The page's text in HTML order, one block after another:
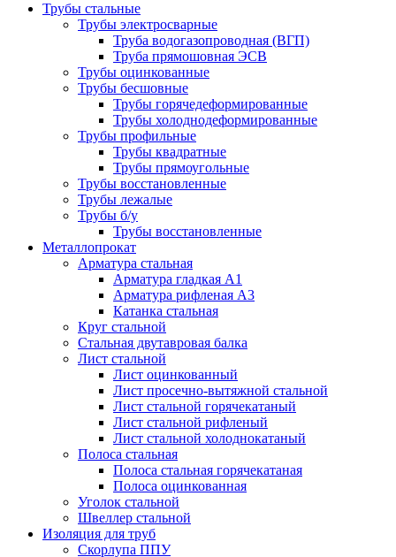
Трубы стальные
Трубы электросварные
Труба водогазопроводная (ВГП)
Труба прямошовная ЭСВ
Трубы оцинкованные
Трубы бесшовные
Трубы горячедеформированные
Трубы холоднодеформированные
Трубы профильные
Трубы квадратные
Трубы прямоугольные
Трубы восстановленные
Трубы лежалые
Трубы б/у
Трубы восстановленные
Металлопрокат
Арматура стальная
Арматура гладкая А1
Арматура рифленая А3
Катанка стальная
Круг стальной
Стальная двутавровая балка
Лист стальной
Лист оцинкованный
Лист просечно-вытяжной стальной
Лист стальной горячекатаный
Лист стальной рифленый
Лист стальной холоднокатаный
Полоса стальная
Полоса стальная горячекатаная
Полоса оцинкованная
Уголок стальной
Швеллер стальной
Изоляция для труб
Скорлупа ППУ